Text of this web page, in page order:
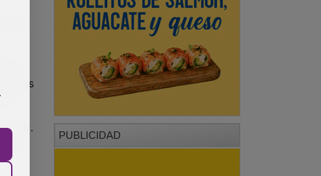
de
y
PUBLICIDAD
.